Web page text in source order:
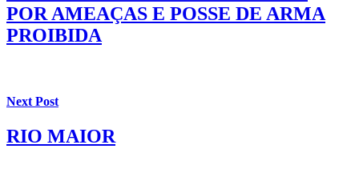
POR AMEAÇAS E POSSE DE ARMA
PROIBIDA
Next Post
RIO MAIOR